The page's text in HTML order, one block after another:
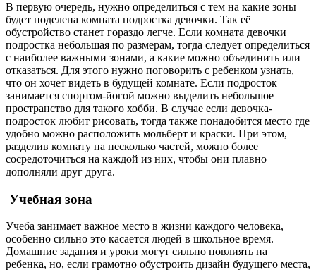
В первую очередь, нужно определиться с тем на какие зоны
будет поделена комната подростка девочки. Так её
обустройство станет гораздо легче. Если комната девочки
подростка небольшая по размерам, тогда следует определиться
с наиболее важными зонами, а какие можно объединить или
отказаться. Для этого нужно поговорить с ребенком узнать,
что он хочет видеть в будущей комнате. Если подросток
занимается спортом-йогой можно выделить небольшое
пространство для такого хобби. В случае если девочка-
подросток любит рисовать, тогда также понадобится место где
удобно можно расположить мольберт и краски. При этом,
разделив комнату на несколько частей, можно более
сосредоточиться на каждой из них, чтобы они плавно
дополняли друг друга.
Учебная зона
Учеба занимает важное место в жизни каждого человека,
особенно сильно это касается людей в школьное время.
Домашние задания и уроки могут сильно повлиять на
ребенка, но, если грамотно обустроить дизайн будущего места,